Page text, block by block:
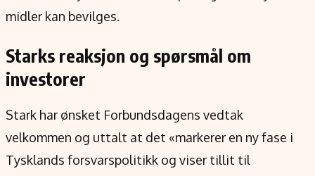
midler kan bevilges.
Starks reaksjon og spørsmål om
investorer
Stark har ønsket Forbundsdagens vedtak
velkommen og uttalt at det «markerer en ny fase i
Tysklands forsvarspolitikk og viser tillit til